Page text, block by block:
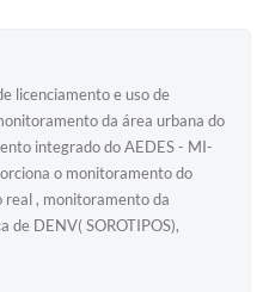
licenciamento e uso de
da área urbana do
integrado do AEDES - MI-
o monitoramento do
real , monitoramento da
de DENV( SOROTIPOS),